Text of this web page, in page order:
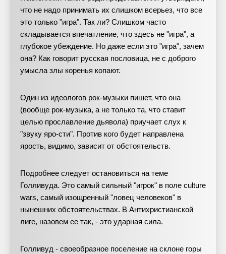
что не надо принимать их слишком всерьез, что все
это только "игра". Так ли? Слишком часто
складывается впечатление, что здесь не "игра", а
глубокое убеждение. Но даже если это "игра", зачем
она? Как говорит русская пословица, не с доброго
умысла злы коренья копают.
Один из идеологов рок-музыки пишет, что она
(вообще рок-музыка, а не только та, что ставит
целью прославление дьявола) приучает слух к
"звуку яро-сти". Против кого будет направлена
ярость, видимо, зависит от обстоятельств.
Подробнее следует остановиться на теме
Голливуда. Это самый сильный "игрок" в поле culture
wars, самый изощренный "ловец человеков" в
нынешних обстоятельствах. В Антихристианской
лиге, назовем ее так, - это ударная сила.
Голливуд - своеобразное поселение на склоне горы